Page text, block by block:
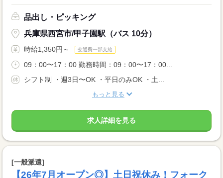
品出し・ピッキング
兵庫県西宮市/甲子園駅（バス 10分）
時給1,350円～ 交通費一部支給
09：00〜17：00 勤務時間：09：00〜17：00...
シフト制 ・週3日〜OK ・平日のみOK ・土...
もっと見る
求人詳細を見る
[一般派遣]
【26年7月オープン◎】土日祝休み！フォーク